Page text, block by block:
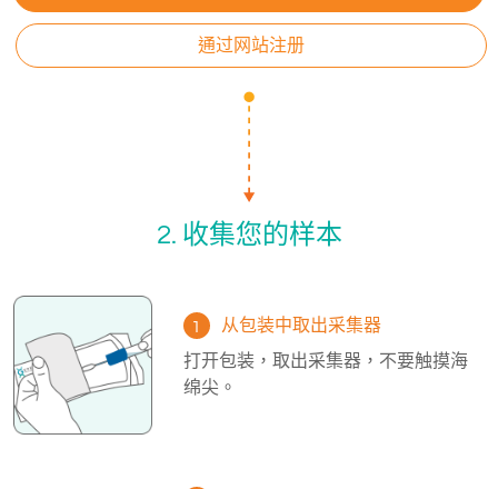
通过网站注册
2. 收集您的样本
1
从包装中取出采集器
打开包装，取出采集器，不要触摸海
绵尖。